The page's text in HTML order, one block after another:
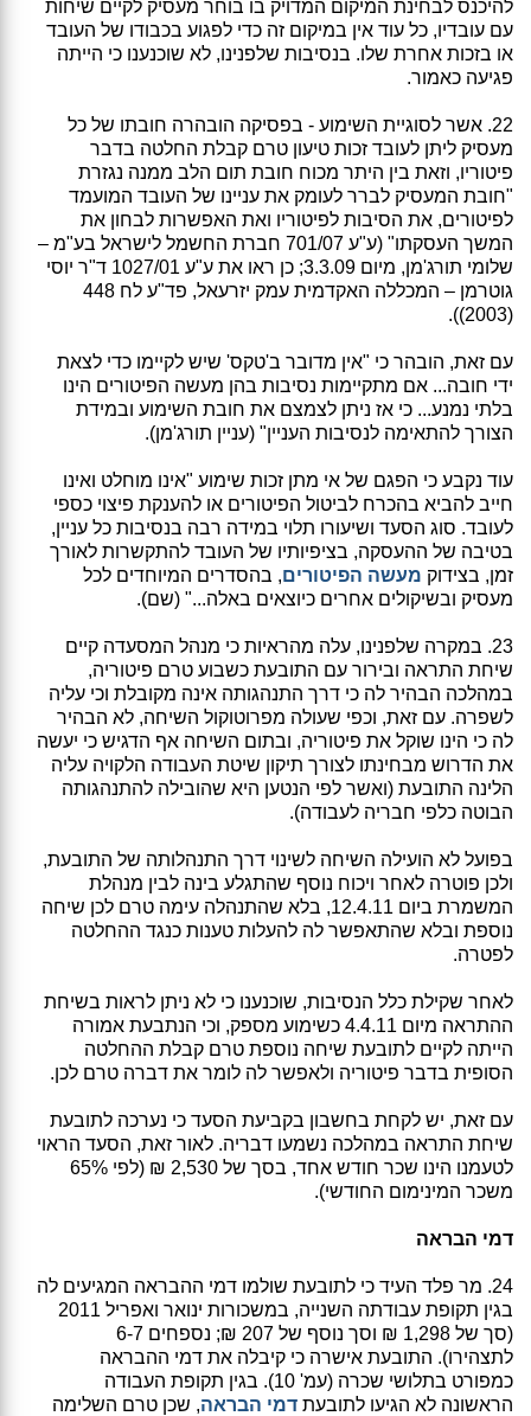
להיכנס לבחינת המיקום המדויק בו בוחר מעסיק לקיים שיחות
עם עובדיו, כל עוד אין במיקום זה כדי לפגוע בכבודו של העובד
או בזכות אחרת שלו. בנסיבות שלפנינו, לא שוכנענו כי הייתה
פגיעה כאמור.
22. אשר לסוגיית השימוע - בפסיקה הובהרה חובתו של כל
מעסיק ליתן לעובד זכות טיעון טרם קבלת החלטה בדבר
פיטוריו, וזאת בין היתר מכוח חובת תום הלב ממנה נגזרת
"חובת המעסיק לברר לעומק את עניינו של העובד המועמד
לפיטורים, את הסיבות לפיטוריו ואת האפשרות לבחון את
המשך העסקתו" (ע"ע 701/07 חברת החשמל לישראל בע"מ –
שלומי תורג'מן, מיום 3.3.09; כן ראו את ע"ע 1027/01 ד"ר יוסי
גוטרמן – המכללה האקדמית עמק יזרעאל, פד"ע לח 448
(2003)).
עם זאת, הובהר כי "אין מדובר ב'טקס' שיש לקיימו כדי לצאת
ידי חובה... אם מתקיימות נסיבות בהן מעשה הפיטורים הינו
בלתי נמנע... כי אז ניתן לצמצם את חובת השימוע ובמידת
הצורך להתאימה לנסיבות העניין" (עניין תורג'מן).
עוד נקבע כי הפגם של אי מתן זכות שימוע "אינו מוחלט ואינו
חייב להביא בהכרח לביטול הפיטורים או להענקת פיצוי כספי
לעובד. סוג הסעד ושיעורו תלוי במידה רבה בנסיבות כל עניין,
בטיבה של ההעסקה, בציפיותיו של העובד להתקשרות לאורך
זמן, בצידוק מעשה הפיטורים, בהסדרים המיוחדים לכל
מעסיק ובשיקולים אחרים כיוצאים באלה..." (שם).
23. במקרה שלפנינו, עלה מהראיות כי מנהל המסעדה קיים
שיחת התראה ובירור עם התובעת כשבוע טרם פיטוריה,
במהלכה הבהיר לה כי דרך התנהגותה אינה מקובלת וכי עליה
לשפרה. עם זאת, וכפי שעולה מפרוטוקול השיחה, לא הבהיר
לה כי הינו שוקל את פיטוריה, ובתום השיחה אף הדגיש כי יעשה
את הדרוש מבחינתו לצורך תיקון שיטת העבודה הלקויה עליה
הלינה התובעת (ואשר לפי הנטען היא שהובילה להתנהגותה
הבוטה כלפי חבריה לעבודה).
בפועל לא הועילה השיחה לשינוי דרך התנהלותה של התובעת,
ולכן פוטרה לאחר ויכוח נוסף שהתגלע בינה לבין מנהלת
המשמרת ביום 12.4.11, בלא שהתנהלה עימה טרם לכן שיחה
נוספת ובלא שהתאפשר לה להעלות טענות כנגד ההחלטה
לפטרה.
לאחר שקילת כלל הנסיבות, שוכנענו כי לא ניתן לראות בשיחת
ההתראה מיום 4.4.11 כשימוע מספק, וכי הנתבעת אמורה
הייתה לקיים לתובעת שיחה נוספת טרם קבלת ההחלטה
הסופית בדבר פיטוריה ולאפשר לה לומר את דברה טרם לכן.
עם זאת, יש לקחת בחשבון בקביעת הסעד כי נערכה לתובעת
שיחת התראה במהלכה נשמעו דבריה. לאור זאת, הסעד הראוי
לטעמנו הינו שכר חודש אחד, בסך של 2,530 ₪ (לפי 65%
משכר המינימום החודשי).
דמי הבראה
24. מר פלד העיד כי לתובעת שולמו דמי ההבראה המגיעים לה
בגין תקופת עבודתה השנייה, במשכורות ינואר ואפריל 2011
(סך של 1,298 ₪ וסך נוסף של 207 ₪; נספחים 6-7
לתצהירו). התובעת אישרה כי קיבלה את דמי ההבראה
כמפורט בתלושי שכרה (עמ' 10). בגין תקופת העבודה
הראשונה לא הגיעו לתובעת דמי הבראה, שכן טרם השלימה